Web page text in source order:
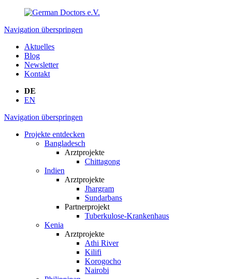
Navigation überspringen
Aktuelles
Blog
Newsletter
Kontakt
DE
EN
Navigation überspringen
Projekte entdecken
Bangladesch
Arztprojekte
Chittagong
Indien
Arztprojekte
Jhargram
Sundarbans
Partnerprojekt
Tuberkulose-Krankenhaus
Kenia
Arztprojekte
Athi River
Kilifi
Korogocho
Nairobi